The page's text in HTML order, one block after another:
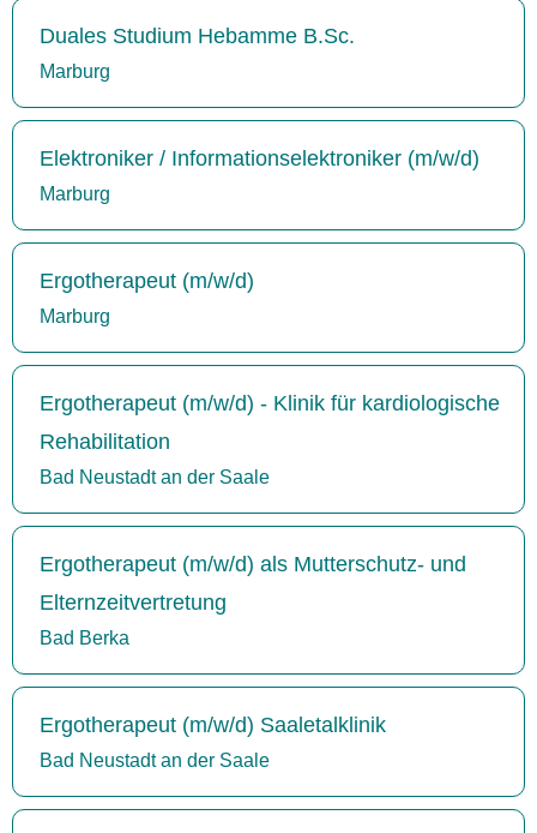
Duales Studium Hebamme B.Sc.
Marburg
Elektroniker / Informationselektroniker (m/w/d)
Marburg
Ergotherapeut (m/w/d)
Marburg
Ergotherapeut (m/w/d) - Klinik für kardiologische
Rehabilitation
Bad Neustadt an der Saale
Ergotherapeut (m/w/d) als Mutterschutz- und
Elternzeitvertretung
Bad Berka
Ergotherapeut (m/w/d) Saaletalklinik
Bad Neustadt an der Saale